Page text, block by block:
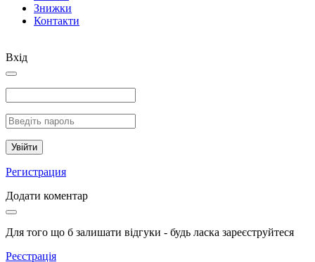
Знижки
Контакти
Вхід
Увійти
Регистрация
Додати коментар
Для того що б залишати відгуки - будь ласка зареєструйтеся
Реєстрація